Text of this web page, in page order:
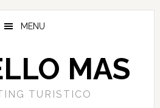
MENU
MAS
TURISTICO